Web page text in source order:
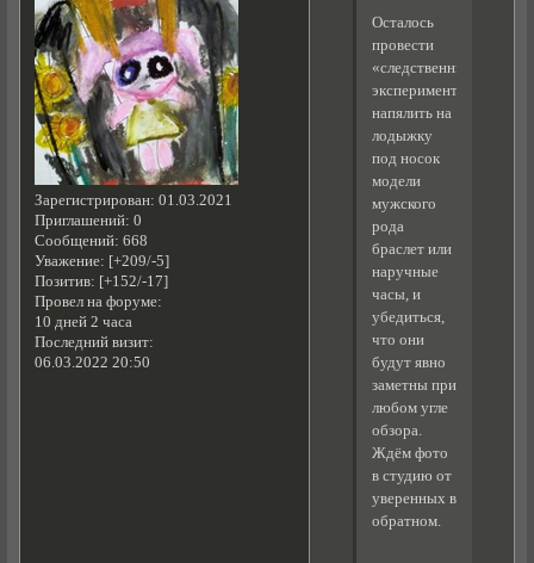
Зарегистрирован: 01.03.2021
Приглашений: 0
Сообщений: 668
Уважение: [+209/-5]
Позитив: [+152/-17]
Провел на форуме:
10 дней 2 часа
Последний визит:
06.03.2022 20:50
Осталось
провести
«следственный
эксперимент»:
напялить на
лодыжку
под носок
модели
мужского
рода
браслет или
наручные
часы, и
убедиться,
что они
будут явно
заметны при
любом угле
обзора.
Ждём фото
в студию от
уверенных в
обратном.